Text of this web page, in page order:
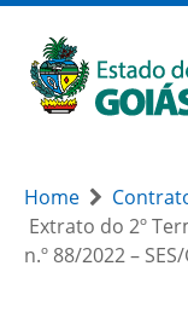
Home
Extrato do 2º
n.º 88/2022 –